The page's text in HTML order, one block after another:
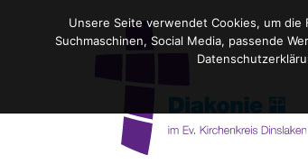
Unsere Seite verwendet Cookies, um
Suchmaschinen, Social Media, passende